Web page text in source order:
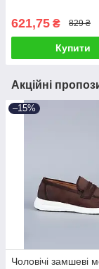
621,75 ₴ 829 ₴
Купити
Акційні
–15%
Чоловічі замшеві